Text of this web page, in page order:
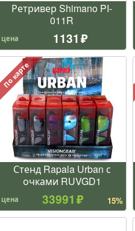
Ретривер Shimano PI-
011R
цена 1131
По карте
Стенд Rapala Urban с
очками RUVGD1
цена 33991 15%